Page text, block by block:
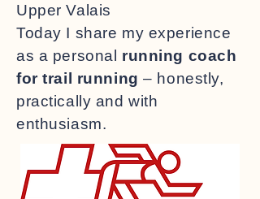
Upper Valais
Today I share my experience
as a personal running coach
for trail running – honestly,
practically and with
enthusiasm.